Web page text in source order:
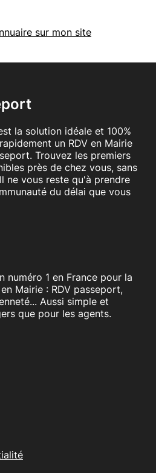
sur mon site
la solution idéale et 100%
un RDV en Mairie
Trouvez les premiers
près de chez vous, sans
ne vous reste qu'à prendre
du délai que vous
numéro 1 en France pour la
Mairie : RDV passeport,
Aussi simple et
que pour les agents.